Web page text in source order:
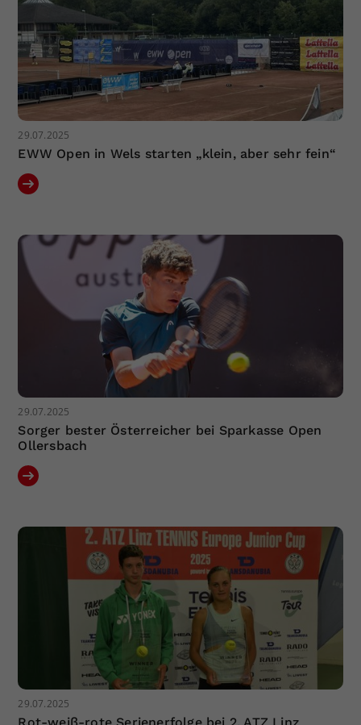
29.07.2025
EWW Open in Wels starten „klein, aber sehr fein“
29.07.2025
Sorger bester Österreicher bei Sparkasse Open
Ollersbach
29.07.2025
Rot-weiß-rote Serienerfolge bei 2. ATZ Linz